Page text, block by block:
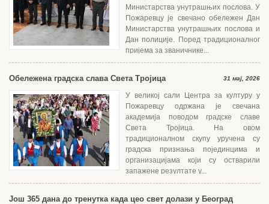
Министарства унутрашњих послова. У
Пожаревцу је свечано обележен Дан
Министарства унутрашњих послова и
Дан полиције. Поред традиционалног
пријема за званичнике...
Обележена градска слава Света Тројица 31 мај, 2026
У великој сали Центра за културу у
Пожаревцу одржана је свечана
академија поводом градске славе
Света Тројица. На овом
традиционалном скупу уручена су
градска признања појединцима и
организацијама који су остварили
запажене резултате у...
Још 365 дана до тренутка када цео свет долази у Београд